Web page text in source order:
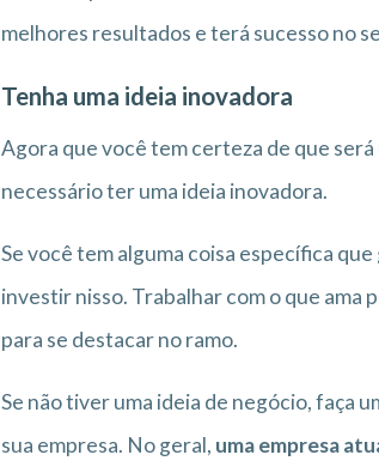
melhores resultados e terá sucesso no
Tenha uma ideia inovadora
Agora que você tem certeza de que
necessário ter uma ideia inovadora.
Se você tem alguma coisa específica
investir nisso. Trabalhar com o que ama
para se destacar no ramo.
Se não tiver uma ideia de negócio, faça
sua empresa. No geral, uma empresa